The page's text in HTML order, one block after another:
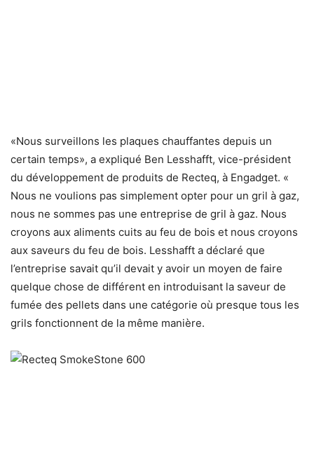
«Nous surveillons les plaques chauffantes depuis un
certain temps», a expliqué Ben Lesshafft, vice-président
du développement de produits de Recteq, à Engadget. «
Nous ne voulions pas simplement opter pour un gril à gaz,
nous ne sommes pas une entreprise de gril à gaz. Nous
croyons aux aliments cuits au feu de bois et nous croyons
aux saveurs du feu de bois. Lesshafft a déclaré que
l’entreprise savait qu’il devait y avoir un moyen de faire
quelque chose de différent en introduisant la saveur de
fumée des pellets dans une catégorie où presque tous les
grils fonctionnent de la même manière.